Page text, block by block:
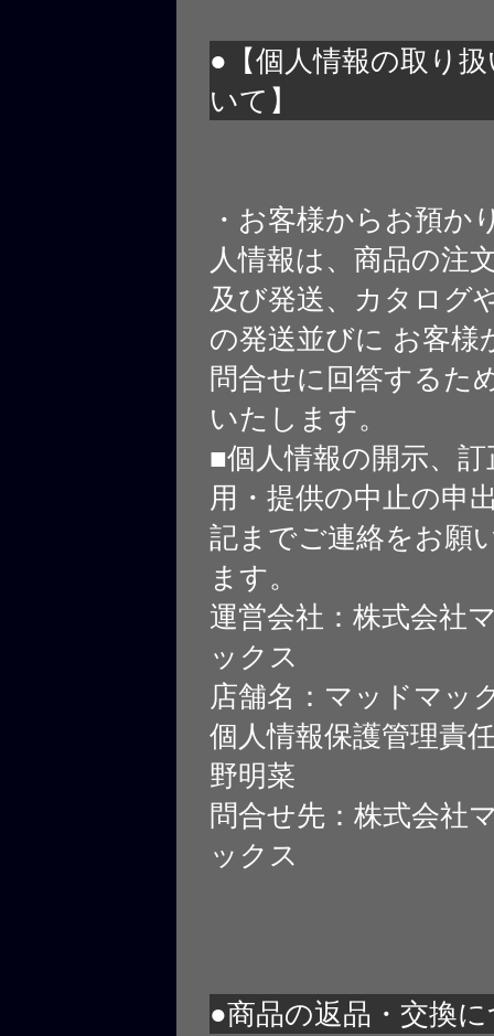
●【個人情報の取り
いて】
・お客様からお預か
人情報は、商品の注
及び発送、カタログ
の発送並びに お客様
問合せに回答するた
いたします。
■個人情報の開示、
用・提供の中止の申
記までご連絡をお願
ます。
運営会社：株式会社
ックス
店舗名：マッドマッ
個人情報保護管理責
野明菜
問合せ先：株式会社
ックス
●商品の返品・交換